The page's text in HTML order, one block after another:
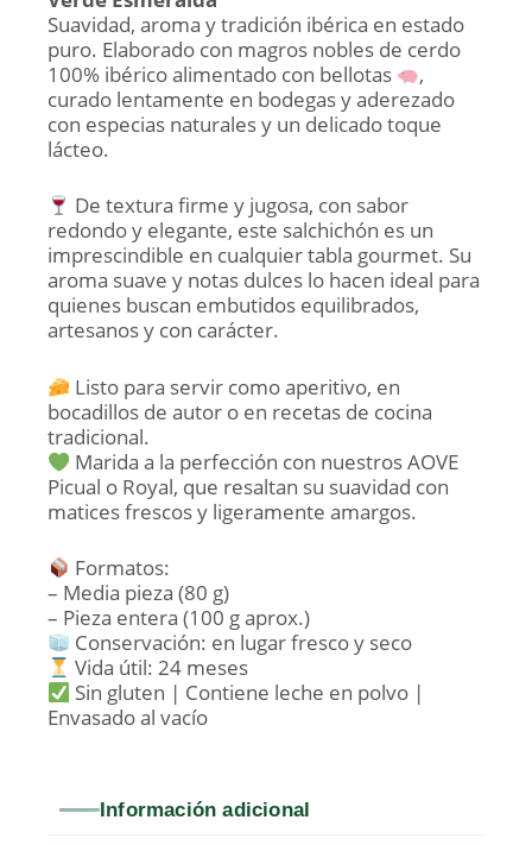
Suavidad, aroma y tradición ibérica en estado
puro. Elaborado con magros nobles de cerdo
100% ibérico alimentado con bellotas
,
curado lentamente en bodegas y aderezado
con especias naturales y un delicado toque
lácteo.
De textura firme y jugosa, con sabor
redondo y elegante, este salchichón es un
imprescindible en cualquier tabla gourmet. Su
aroma suave y notas dulces lo hacen ideal para
quienes buscan embutidos equilibrados,
artesanos y con carácter.
Listo para servir como aperitivo, en
bocadillos de autor o en recetas de cocina
tradicional.
Marida a la perfección con nuestros AOVE
Picual o Royal, que resaltan su suavidad con
matices frescos y ligeramente amargos.
Formatos:
– Media pieza (80 g)
– Pieza entera (100 g aprox.)
Conservación: en lugar fresco y seco
Vida útil: 24 meses
Sin gluten | Contiene leche en polvo |
Envasado al vacío
Información adicional